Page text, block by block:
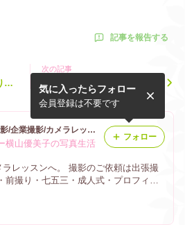
記事を報告する
が
次の記事
【募集11/24(土)】プロフィ
ール撮影会のお知らせ 佐藤
佳代主催
【三重県】出張撮影/企業撮影/カメラレッスン/お宮参り/七五三/成人式/家族写真/人物撮影/建築撮影/商品撮影/Yumiko.Photo 横山優美子
横山優美子の写真生活
レッスンへ。 撮影のご依頼は出張撮
・建築撮影・商品撮影・動画撮影など
なら何でもお気軽にご相談ください。
気に入ったらフォロー
会員登録は不要です
フォロー